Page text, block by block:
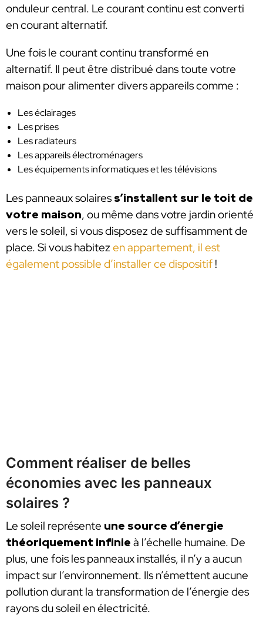
onduleur central. Le courant continu est converti
en courant alternatif.
Une fois le courant continu transformé en
alternatif. Il peut être distribué dans toute votre
maison pour alimenter divers appareils comme :
Les éclairages
Les prises
Les radiateurs
Les appareils électroménagers
Les équipements informatiques et les télévisions
Les panneaux solaires s’installent sur le toit de
votre maison, ou même dans votre jardin orienté
vers le soleil, si vous disposez de suffisamment de
place. Si vous habitezen appartement, il est
également possible d’installer ce dispositif !
Comment réaliser de belles
économies avec les panneaux
solaires ?
Le soleil représente une source d’énergie
théoriquement infinie à l’échelle humaine. De
plus, une fois les panneaux installés, il n’y a aucun
impact sur l’environnement. Ils n’émettent aucune
pollution durant la transformation de l’énergie des
rayons du soleil en électricité.